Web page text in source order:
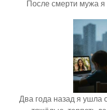
После смерти мужа
Два года назад я ушла